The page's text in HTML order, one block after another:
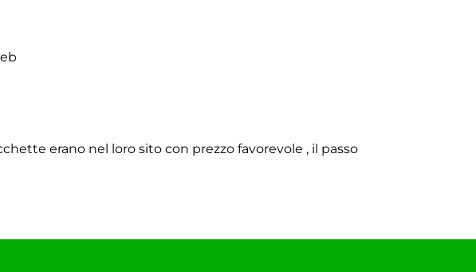
erano nel loro sito con prezzo favorevole , il passo